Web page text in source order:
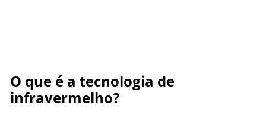
O que é a tecnologia de
infravermelho?